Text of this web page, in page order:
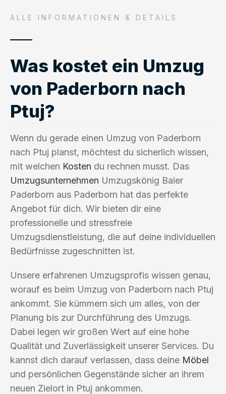
ALLE INFORMATIONEN & DETAILS
Was kostet ein Umzug
von Paderborn nach
Ptuj?
Wenn du gerade einen Umzug von Paderborn
nach Ptuj planst, möchtest du sicherlich wissen,
mit welchen Kosten du rechnen musst. Das
Umzugsunternehmen Umzugskönig Baier
Paderborn aus Paderborn hat das perfekte
Angebot für dich. Wir bieten dir eine
professionelle und stressfreie
Umzugsdienstleistung, die auf deine individuellen
Bedürfnisse zugeschnitten ist.
Unsere erfahrenen Umzugsprofis wissen genau,
worauf es beim Umzug von Paderborn nach Ptuj
ankommt. Sie kümmern sich um alles, von der
Planung bis zur Durchführung des Umzugs.
Dabei legen wir großen Wert auf eine hohe
Qualität und Zuverlässigkeit unserer Services. Du
kannst dich darauf verlassen, dass deine Möbel
und persönlichen Gegenstände sicher an ihrem
neuen Zielort in Ptuj ankommen.